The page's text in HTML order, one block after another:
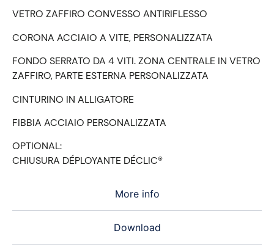
More info
Download
VETRO ZAFFIRO CONVESSO ANTIRIFLESSO
CORONA ACCIAIO A VITE, PERSONALIZZATA
FONDO SERRATO DA 4 VITI. ZONA CENTRALE IN VETRO
ZAFFIRO, PARTE ESTERNA PERSONALIZZATA
CINTURINO IN ALLIGATORE
FIBBIA ACCIAIO PERSONALIZZATA
OPTIONAL:
CHIUSURA DÉPLOYANTE DÉCLIC®